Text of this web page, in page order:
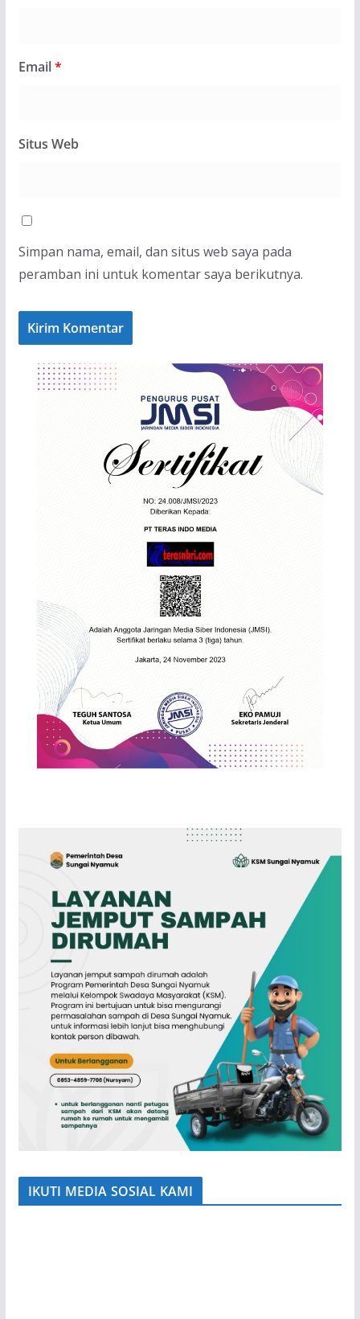
Email*
Situs Web
Simpan nama, email, dan situs web saya pada
peramban ini untuk komentar saya berikutnya.
IKUTI MEDIA SOSIAL KAMI